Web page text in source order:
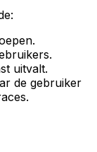
uitvalt.
de gebruiker